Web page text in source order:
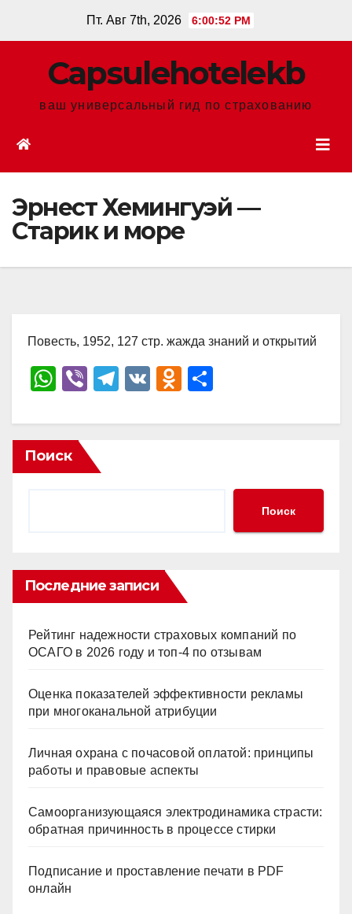
Пт. Авг 7th, 2026 6:00:53 PM
Сapsulehotelekb
ваш универсальный гид по страхованию
Эрнест Хемингуэй —
Старик и море
Повесть, 1952, 127 стр. жажда знаний и открытий
W
at
s
A
Vi
er
T
e
V
O
n
р
ть
Поиск
Поиск
Последние записи
Рейтинг надежности страховых компаний по
ОСАГО в 2026 году и топ-4 по отзывам
Оценка показателей эффективности рекламы
при многоканальной атрибуции
Личная охрана с почасовой оплатой: принципы
работы и правовые аспекты
Самоорганизующаяся электродинамика страсти:
обратная причинность в процессе стирки
Подписание и проставление печати в PDF
онлайн